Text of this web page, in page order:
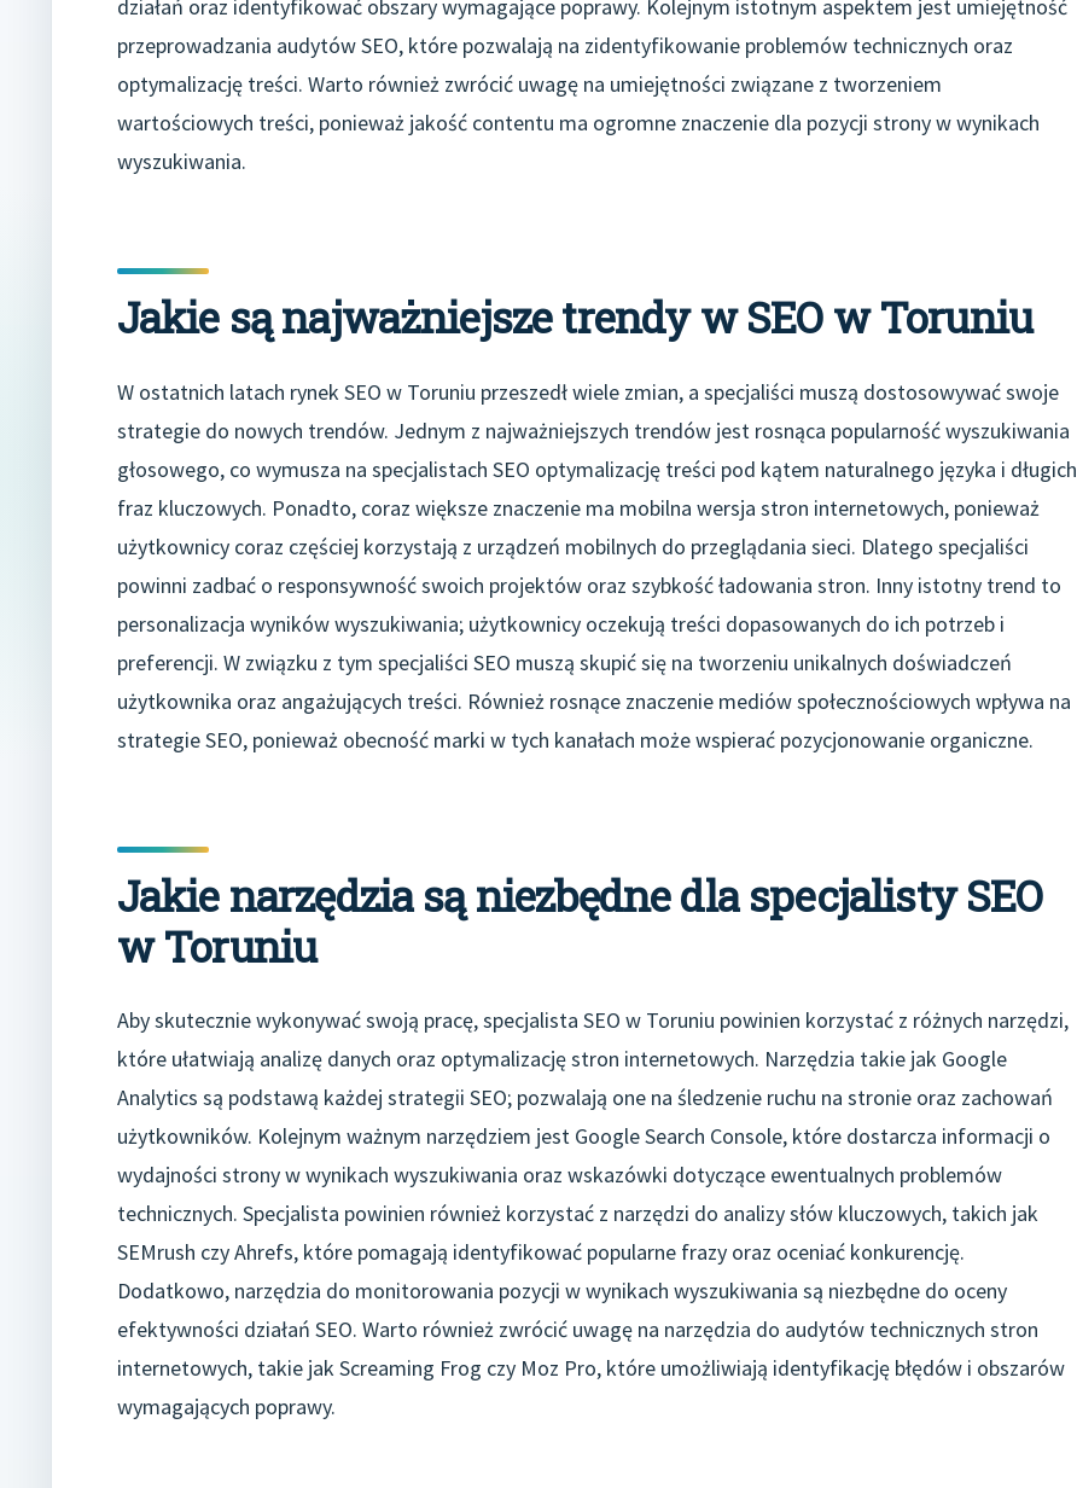
działań oraz identyfikować obszary wymagające poprawy. Kolejnym istotnym aspektem jest umiejętność
przeprowadzania audytów SEO, które pozwalają na zidentyfikowanie problemów technicznych oraz
optymalizację treści. Warto również zwrócić uwagę na umiejętności związane z tworzeniem
wartościowych treści, ponieważ jakość contentu ma ogromne znaczenie dla pozycji strony w wynikach
wyszukiwania.
Jakie są najważniejsze trendy w SEO w Toruniu
W ostatnich latach rynek SEO w Toruniu przeszedł wiele zmian, a specjaliści muszą dostosowywać swoje
strategie do nowych trendów. Jednym z najważniejszych trendów jest rosnąca popularność wyszukiwania
głosowego, co wymusza na specjalistach SEO optymalizację treści pod kątem naturalnego języka i długich
fraz kluczowych. Ponadto, coraz większe znaczenie ma mobilna wersja stron internetowych, ponieważ
użytkownicy coraz częściej korzystają z urządzeń mobilnych do przeglądania sieci. Dlatego specjaliści
powinni zadbać o responsywność swoich projektów oraz szybkość ładowania stron. Inny istotny trend to
personalizacja wyników wyszukiwania; użytkownicy oczekują treści dopasowanych do ich potrzeb i
preferencji. W związku z tym specjaliści SEO muszą skupić się na tworzeniu unikalnych doświadczeń
użytkownika oraz angażujących treści. Również rosnące znaczenie mediów społecznościowych wpływa na
strategie SEO, ponieważ obecność marki w tych kanałach może wspierać pozycjonowanie organiczne.
Jakie narzędzia są niezbędne dla specjalisty SEO
w Toruniu
Aby skutecznie wykonywać swoją pracę, specjalista SEO w Toruniu powinien korzystać z różnych narzędzi,
które ułatwiają analizę danych oraz optymalizację stron internetowych. Narzędzia takie jak Google
Analytics są podstawą każdej strategii SEO; pozwalają one na śledzenie ruchu na stronie oraz zachowań
użytkowników. Kolejnym ważnym narzędziem jest Google Search Console, które dostarcza informacji o
wydajności strony w wynikach wyszukiwania oraz wskazówki dotyczące ewentualnych problemów
technicznych. Specjalista powinien również korzystać z narzędzi do analizy słów kluczowych, takich jak
SEMrush czy Ahrefs, które pomagają identyfikować popularne frazy oraz oceniać konkurencję.
Dodatkowo, narzędzia do monitorowania pozycji w wynikach wyszukiwania są niezbędne do oceny
efektywności działań SEO. Warto również zwrócić uwagę na narzędzia do audytów technicznych stron
internetowych, takie jak Screaming Frog czy Moz Pro, które umożliwiają identyfikację błędów i obszarów
wymagających poprawy.